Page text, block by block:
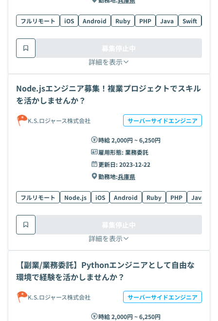
フルリモート iOS Android Ruby PHP Java Swift
詳細を表示
募集停止中
Node.jsエンジニア募集！複業プロジェクトでスキル
を活かしませんか？
K.S.ロジャース株式会社 サーバーサイドエンジニア
時給 2,000円 ~ 6,250円
雇用形態: 業務委託
更新日: 2023-12-22
勤務地:兵庫県
フルリモート Node.js iOS Android Ruby PHP Java
詳細を表示
募集停止中
【副業/業務委託】Pythonエンジニアとして自由な
環境で経験を活かしませんか？
K.S.ロジャース株式会社 サーバーサイドエンジニア
時給 2,000円 ~ 6,250円